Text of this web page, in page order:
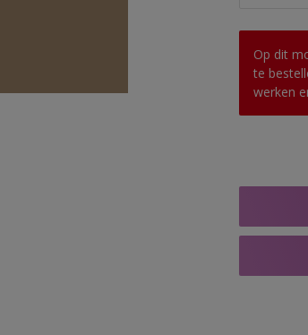
Op dit
te
werken